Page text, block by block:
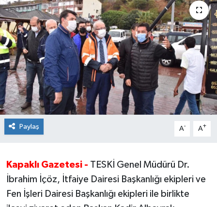
Paylaş A- A+
Kapaklı Gazetesi - TESKİ Genel Müdürü Dr.
İbrahim İçöz, İtfaiye Dairesi Başkanlığı ekipleri ve
Fen İşleri Dairesi Başkanlığı ekipleri ile birlikte
Teknoloji
Yaşam